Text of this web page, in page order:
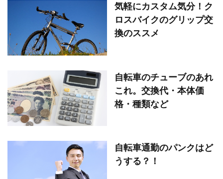
気軽にカスタム気分！ク
ロスバイクのグリップ交
換のススメ
自転車のチューブのあれ
これ。交換代・本体価
格・種類など
自転車通勤のパンクはど
うする？！